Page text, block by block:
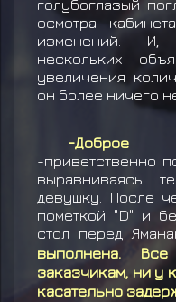
голубоглазый
осмотра
изменений. И,
нескольких
увеличения
он более ничего
-Доброе
-приветственно
выравниваясь
девушку. После
пометкой "D" и
стол перед
выполнена.
заказчикам, ни у
касательно